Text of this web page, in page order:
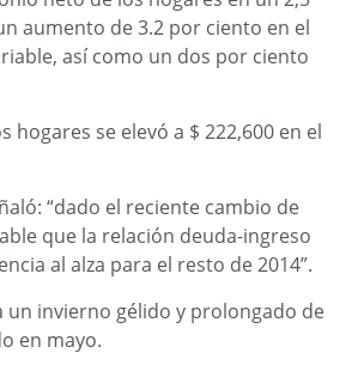
aumento de 3.2 por ciento en el
así como un dos por ciento
se elevó a $ 222,600 en el
“dado el reciente cambio de
que la relación deuda-ingreso
al alza para el resto de 2014”.
un invierno gélido y prolongado de
en mayo.